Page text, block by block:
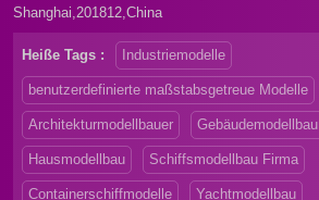
Shanghai,201812,China
Heiße Tags : Industriemodelle
benutzerdefinierte maßstabsgetreue Modelle
Architekturmodellbauer Gebäudemodellbau
Hausmodellbau Schiffsmodellbau Firma
Containerschiffmodelle Yachtmodellbau